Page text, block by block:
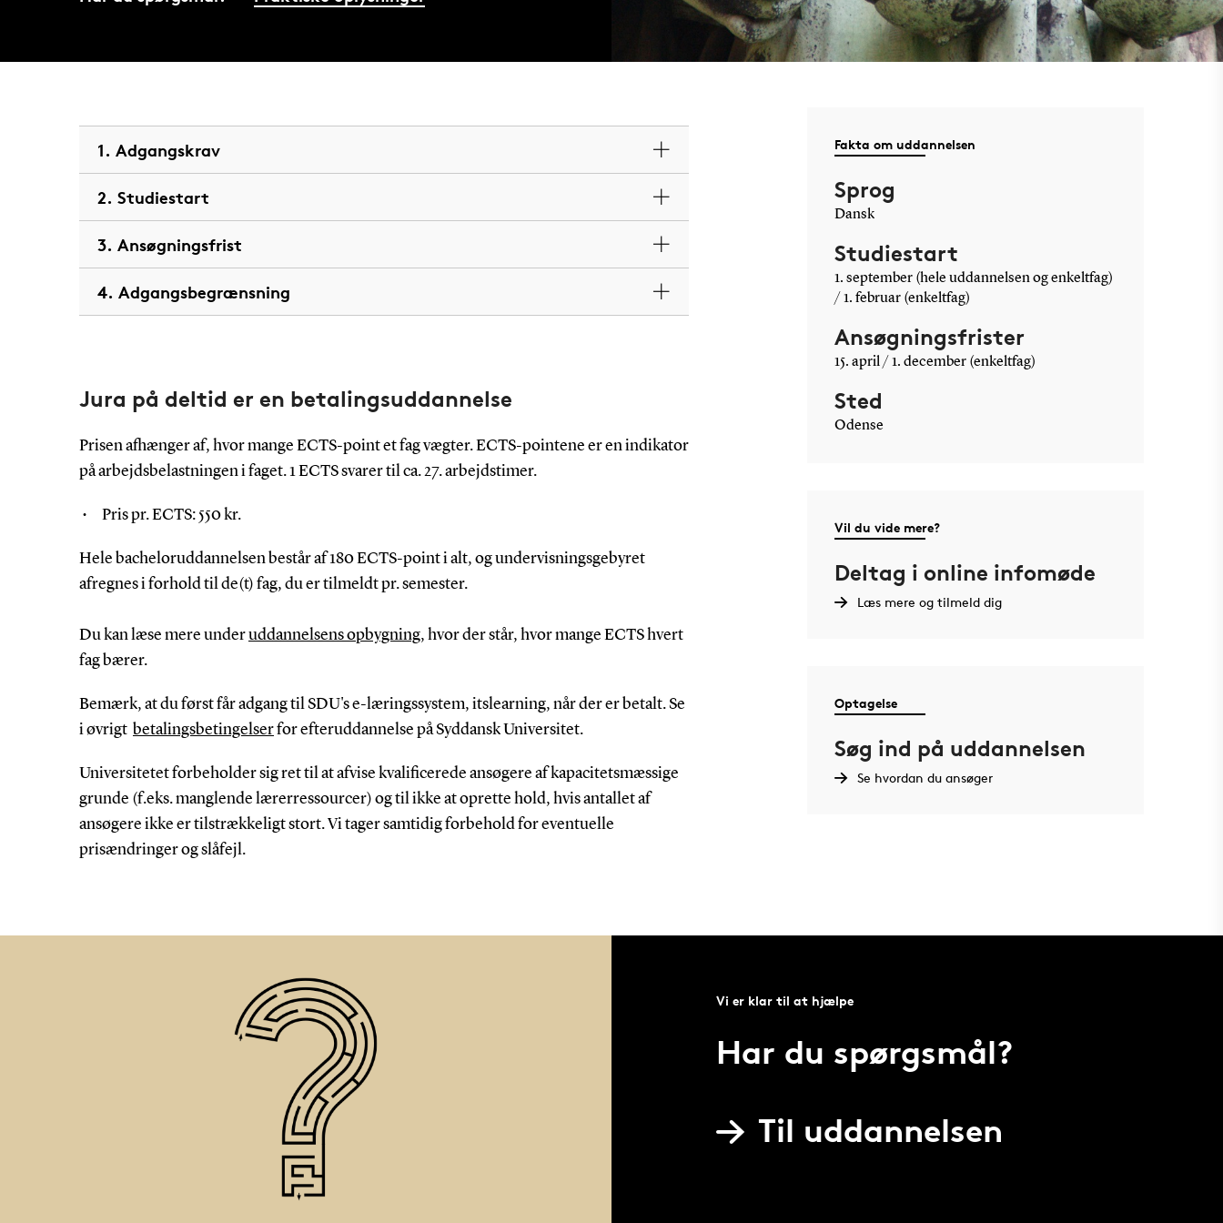
1. Adgangskrav
2. Studiestart
3. Ansøgningsfrist
4. Adgangsbegrænsning
Jura på deltid er en betalingsuddannelse
Prisen afhænger af, hvor mange ECTS-point et fag vægter. ECTS-pointene er en indikator
på arbejdsbelastningen i faget. 1 ECTS svarer til ca. 27. arbejdstimer.
Pris pr. ECTS: 550 kr.
Hele bacheloruddannelsen består af 180 ECTS-point i alt, og undervisningsgebyret
afregnes i forhold til de(t) fag, du er tilmeldt pr. semester.
Du kan læse mere underuddannelsens opbygning, hvor der står, hvor mange ECTS hvert
fag bærer.
Bemærk, at du først får adgang til SDU's e-læringssystem, itslearning, når der er betalt. Se
i øvrigt betalingsbetingelserfor efteruddannelse på Syddansk Universitet.
Universitetet forbeholder sig ret til at afvise kvalificerede ansøgere af kapacitetsmæssige
grunde (f.eks. manglende lærerressourcer) og til ikke at oprette hold, hvis antallet af
ansøgere ikke er tilstrækkeligt stort. Vi tager samtidig forbehold for eventuelle
prisændringer og slåfejl.
Fakta om uddannelsen
Sprog
Dansk
Studiestart
1. september (hele uddannelsen og enkeltfag)
/ 1. februar (enkeltfag)
Ansøgningsfrister
15. april / 1. december (enkeltfag)
Sted
Odense
Vil du vide mere?
Deltag i online infomøde
Læs mere og tilmeld dig
Optagelse
Søg ind på uddannelsen
Se hvordan du ansøger
Vi er klar til at hjælpe
Har du spørgsmål?
Til uddannelsen